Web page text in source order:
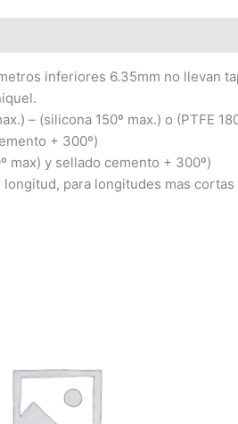
inferiores 6.35mm no llevan
– (silicona 150º max.) o (PTFE
+ 300º)
max) y sellado cemento + 300º)
para longitudes mas